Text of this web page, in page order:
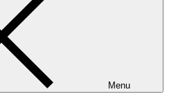
Menu